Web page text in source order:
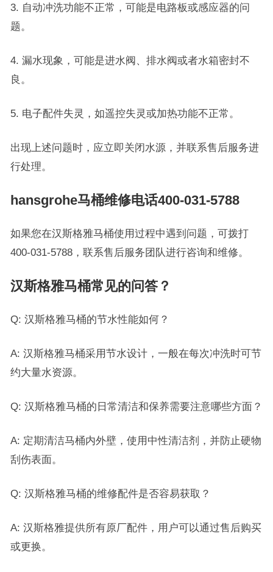
3. 自动冲洗功能不正常，可能是电路板或感应器的问
题。
4. 漏水现象，可能是进水阀、排水阀或者水箱密封不
良。
5. 电子配件失灵，如遥控失灵或加热功能不正常。
出现上述问题时，应立即关闭水源，并联系售后服务进
行处理。
hansgrohe马桶维修电话400-031-5788
如果您在汉斯格雅马桶使用过程中遇到问题，可拨打
400-031-5788，联系售后服务团队进行咨询和维修。
汉斯格雅马桶常见的问答？
Q: 汉斯格雅马桶的节水性能如何？
A: 汉斯格雅马桶采用节水设计，一般在每次冲洗时可节
约大量水资源。
Q: 汉斯格雅马桶的日常清洁和保养需要注意哪些方面？
A: 定期清洁马桶内外壁，使用中性清洁剂，并防止硬物
刮伤表面。
Q: 汉斯格雅马桶的维修配件是否容易获取？
A: 汉斯格雅提供所有原厂配件，用户可以通过售后购买
或更换。